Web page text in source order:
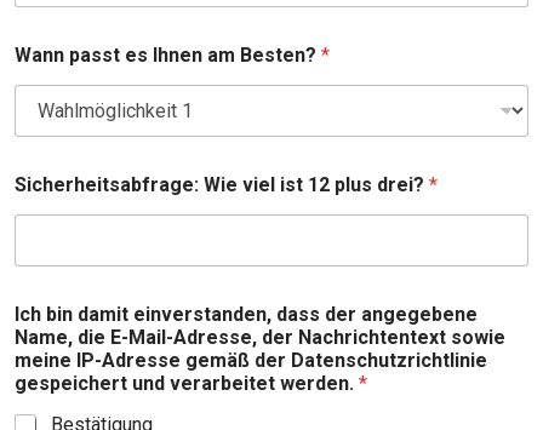
Wann passt es Ihnen am Besten?*
Sicherheitsabfrage: Wie viel ist 12 plus drei?*
Ich bin damit einverstanden, dass der angegebene
Name, die E-Mail-Adresse, der Nachrichtentext sowie
meine IP-Adresse gemäß der Datenschutzrichtlinie
gespeichert und verarbeitet werden.*
Bestätigung